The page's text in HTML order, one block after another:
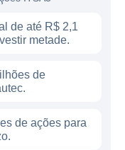
de até R$ 2,1
metade.
de
de ações para